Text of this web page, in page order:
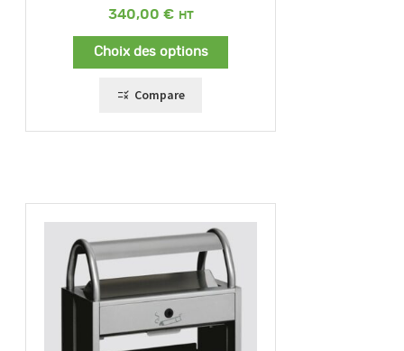
340,00 €
Choix des options
Compare